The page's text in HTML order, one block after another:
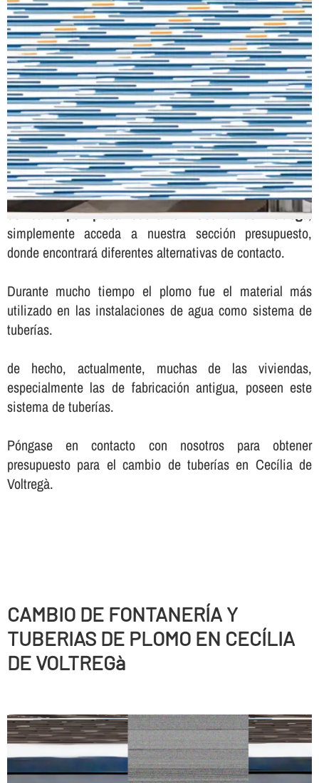
Para solicitar presupuesto sin compromiso para elcambio
de baño por placa ducha en Cecília de Voltregà,
simplemente acceda a nuestra sección presupuesto,
donde encontrará diferentes alternativas de contacto.
Durante mucho tiempo el plomo fue el material más
utilizado en las instalaciones de agua como sistema de
tuberí­as.
de hecho, actualmente, muchas de las viviendas,
especialmente las de fabricación antigua, poseen este
sistema de tuberí­as.
Póngase en contacto con nosotros para obtener
presupuesto para el cambio de tuberí­as en Cecília de
Voltregà.
CAMBIO DE FONTANERÍ­A Y
TUBERIAS DE PLOMO EN CECÍLIA
DE VOLTREGà